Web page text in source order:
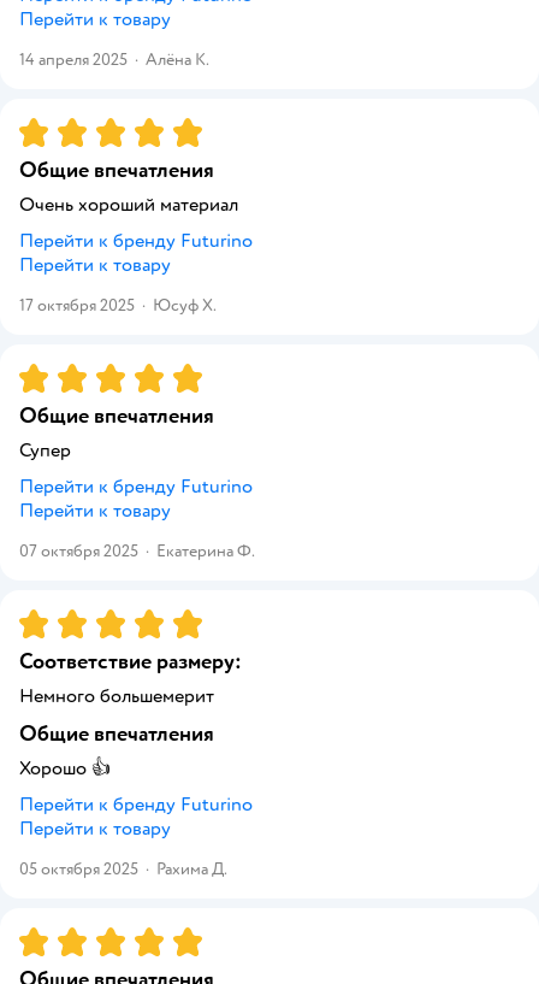
Перейти к товару
14 апреля 2025 · Алёна К.
Рейтинг:5
Общие впечатления
Очень хороший материал
Перейти к бренду Futurino
Перейти к товару
17 октября 2025 · Юсуф Х.
Рейтинг:5
Общие впечатления
Супер
Перейти к бренду Futurino
Перейти к товару
07 октября 2025 · Екатерина Ф.
Рейтинг:5
Соответствие размеру:
Немного большемерит
Общие впечатления
Хорошо 👍
Перейти к бренду Futurino
Перейти к товару
05 октября 2025 · Рахима Д.
Рейтинг:5